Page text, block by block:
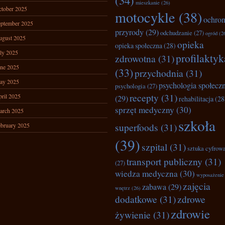
2025
2025
2025
2025
2025
2025
2025
2025
2025
mieszkanie (26)
motocykle (38)
przyrody(29)odchudzanie (27) ogród
opieka społeczna(28) opieka
zdrowotna (31)
(33)przychodnia (31)
psychologia(27)psychologia
(29)recepty (31)rehabilitacja
sprzęt medyczny (30)
superfoods (31)szkoła
(39)szpital (31)sztuka
(27)transport publiczny (31)
wiedza medyczna(30) wyposażenie
wnętrz (26) zabawa(29)zajęcia
dodatkowe (31)zdrowe
żywienie (31)zdrowie